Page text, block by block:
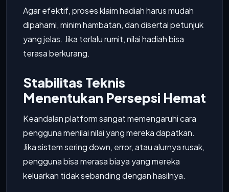
Agar efektif, proses klaim hadiah harus mudah
dipahami, minim hambatan, dan disertai petunjuk
yang jelas. Jika terlalu rumit, nilai hadiah bisa
terasa berkurang.
Stabilitas Teknis
Menentukan Persepsi Hemat
Keandalan platform sangat memengaruhi cara
pengguna menilai nilai yang mereka dapatkan.
Jika sistem sering down, error, atau alurnya rusak,
pengguna bisa merasa biaya yang mereka
keluarkan tidak sebanding dengan hasilnya.